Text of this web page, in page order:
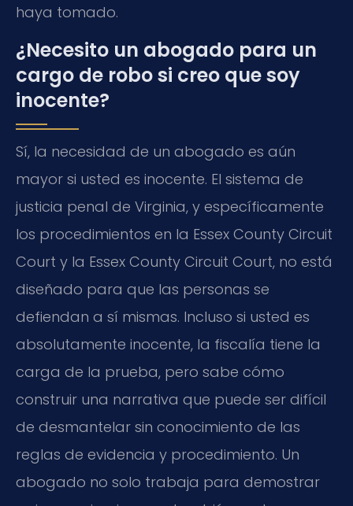
haya tomado.
¿Necesito un abogado para un
cargo de robo si creo que soy
inocente?
Sí, la necesidad de un abogado es aún
mayor si usted es inocente. El sistema de
justicia penal de Virginia, y específicamente
los procedimientos en la Essex County Circuit
Court y la Essex County Circuit Court, no está
diseñado para que las personas se
defiendan a sí mismas. Incluso si usted es
absolutamente inocente, la fiscalía tiene la
carga de la prueba, pero sabe cómo
construir una narrativa que puede ser difícil
de desmantelar sin conocimiento de las
reglas de evidencia y procedimiento. Un
abogado no solo trabaja para demostrar